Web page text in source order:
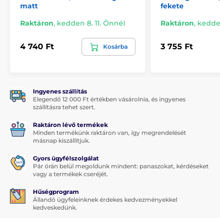
Rekeszek pl. bankkártyák számára
Nyílás pántok átfűzéséhez
Környezetbarát csomagolás újrahasznosított
papírból
matt
Raktáron, kedden 8. 11. Önnél
4 740 Ft Kosárba
fekete
Raktáron,
3 755 Ft
Ingyenes szállítás
Elegendő 12 000 Ft értékben vásárolnia, és ingyenes
szállításra tehet szert.
Raktáron lévő termékek
Minden termékünk raktáron van, így megrendelését
másnap kiszállítjuk.
Gyors ügyfélszolgálat
Pár órán belül megoldunk mindent: panaszokat, kérdéseket
vagy a termékek cseréjét.
Hűségprogram
Állandó ügyfeleinknek érdekes kedvezményekkel
kedveskedünk.